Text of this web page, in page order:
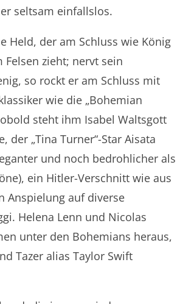
seltsam einfallslos.
Held, der am Schluss wie König
zieht; nervt sein
so rockt er am Schluss mit
wie die „Bohemian
steht ihm Isabel Waltsgott
der „Tina Turner“-Star Aisata
und noch bedrohlicher als
ein Hitler-Verschnitt wie aus
Anspielung auf diverse
Helena Lenn und Nicolas
unter den Bohemians heraus,
Tazer alias Taylor Swift